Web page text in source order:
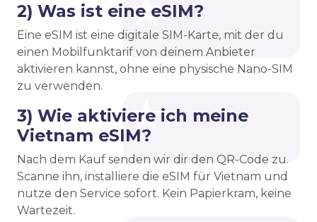
2) Was ist eine eSIM?
Eine eSIM ist eine digitale SIM-Karte, mit der du
einen Mobilfunktarif von deinem Anbieter
aktivieren kannst, ohne eine physische Nano-SIM
zu verwenden.
3) Wie aktiviere ich meine
Vietnam eSIM?
Nach dem Kauf senden wir dir den QR-Code zu.
Scanne ihn, installiere die eSIM für Vietnam und
nutze den Service sofort. Kein Papierkram, keine
Wartezeit.